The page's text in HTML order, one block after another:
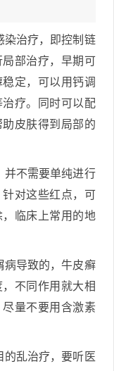
染治疗，即控制链
部治疗，早期可
定，可以用钙调
疗。同时可以配
皮肤得到局部的
并不需要单纯进行
对这些红点，可
临床上常用的地
病导致的，牛皮癣
不同作用就大相
量不要用含激素
的乱治疗，要听医